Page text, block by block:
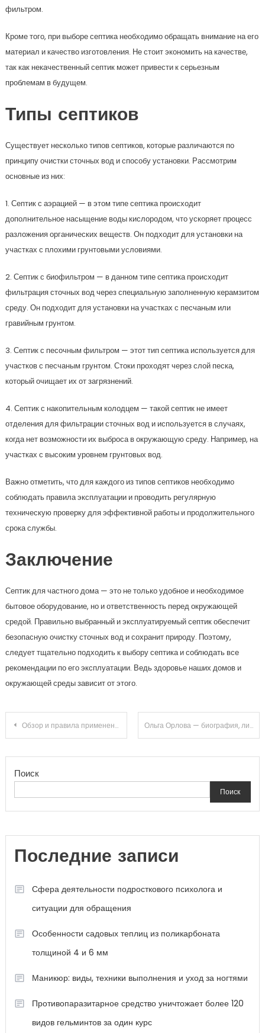
фильтром.
Кроме того, при выборе септика необходимо обращать внимание на его
материал и качество изготовления. Не стоит экономить на качестве,
так как некачественный септик может привести к серьезным
проблемам в будущем.
Типы септиков
Существует несколько типов септиков, которые различаются по
принципу очистки сточных вод и способу установки. Рассмотрим
основные из них:
1. Септик с аэрацией — в этом типе септика происходит
дополнительное насыщение воды кислородом, что ускоряет процесс
разложения органических веществ. Он подходит для установки на
участках с плохими грунтовыми условиями.
2. Септик с биофильтром — в данном типе септика происходит
фильтрация сточных вод через специальную заполненную керамзитом
среду. Он подходит для установки на участках с песчаным или
гравийным грунтом.
3. Септик с песочным фильтром — этот тип септика используется для
участков с песчаным грунтом. Стоки проходят через слой песка,
который очищает их от загрязнений.
4. Септик с накопительным колодцем — такой септик не имеет
отделения для фильтрации сточных вод и используется в случаях,
когда нет возможности их выброса в окружающую среду. Например, на
участках с высоким уровнем грунтовых вод.
Важно отметить, что для каждого из типов септиков необходимо
соблюдать правила эксплуатации и проводить регулярную
техническую проверку для эффективной работы и продолжительного
срока службы.
Заключение
Септик для частного дома — это не только удобное и необходимое
бытовое оборудование, но и ответственность перед окружающей
средой. Правильно выбранный и эксплуатируемый септик обеспечит
безопасную очистку сточных вод и сохранит природу. Поэтому,
следует тщательно подходить к выбору септика и соблюдать все
рекомендации по его эксплуатации. Ведь здоровье наших домов и
окружающей среды зависит от этого.
Навигация
записям
Обзор и правила применения мазей для лечения фурункулов Ольга Орлова — биография, личная жизнь, достижения
Поиск
Поиск
Последние записи
Сфера деятельности подросткового психолога и
ситуации для обращения
Особенности садовых теплиц из поликарбоната
толщиной 4 и 6 мм
Маникюр: виды, техники выполнения и уход за ногтями
Противопаразитарное средство уничтожает более 120
видов гельминтов за один курс